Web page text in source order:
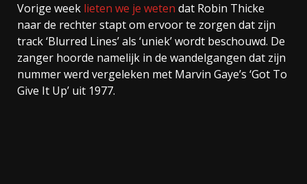
Vorige week lieten we je weten dat Robin Thicke
naar de rechter stapt om ervoor te zorgen dat zijn
track ‘Blurred Lines’ als ‘uniek’ wordt beschouwd. De
zanger hoorde namelijk in de wandelgangen dat zijn
nummer werd vergeleken met Marvin Gaye’s ‘Got To
Give It Up’ uit 1977.